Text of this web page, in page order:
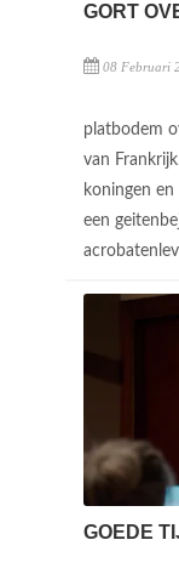
GORT
08 Februari
platbodem
van
koningen
een
GOEDE